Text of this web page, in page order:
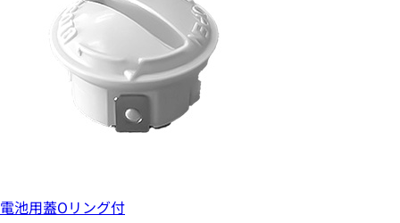
電池用蓋Oリング付